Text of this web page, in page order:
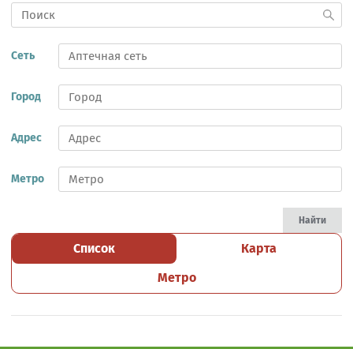
Сеть
Город
Адрес
Метро
Найти
Список
Карта
Метро